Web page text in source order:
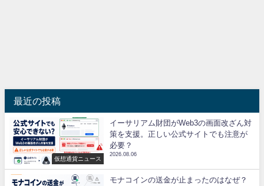
最近の投稿
仮想通貨ニュース
イーサリアム財団がWeb3の画面改ざん対
策を支援。正しい公式サイトでも注意が
必要？
2026.08.06
モナコインの送金が止まったのはなぜ？